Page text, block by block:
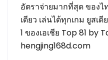
อัตราจ่ายมากที่สุด ของ
เดียว เล่นได้ทุกเกม ยูสเ
1 ของเอเชีย Top 81 by
hengjing168d.com